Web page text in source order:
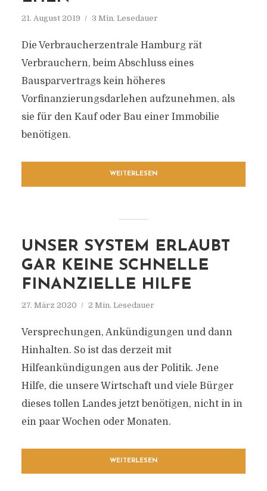
21. August 2019 3 Min. Lesedauer
Die Verbraucherzentrale Hamburg rät
Verbrauchern, beim Abschluss eines
Bausparvertrags kein höheres
Vorfinanzierungsdarlehen aufzunehmen, als
sie für den Kauf oder Bau einer Immobilie
benötigen.
WEITERLESEN
UNSER SYSTEM ERLAUBT
GAR KEINE SCHNELLE
FINANZIELLE HILFE
27. März 2020 2 Min. Lesedauer
Versprechungen, Ankündigungen und dann
Hinhalten. So ist das derzeit mit
Hilfeankündigungen aus der Politik. Jene
Hilfe, die unsere Wirtschaft und viele Bürger
dieses tollen Landes jetzt benötigen, nicht in in
ein paar Wochen oder Monaten.
WEITERLESEN